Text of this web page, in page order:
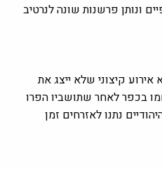
ונותן פרשנות שונה לנרטיב
קיצוני שלא ייצג את
בכפר לאחר שתושביו הפרו
נתנו לאזרחים זמן